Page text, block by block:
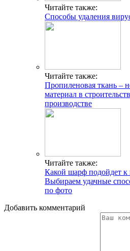
Читайте также:
Способы удаления
Читайте также:
Пропиленовая ткань –
материал в
производстве
Читайте также:
Какой шарф подойдет к
Выбираем удачные
по фото
Добавить комментарий